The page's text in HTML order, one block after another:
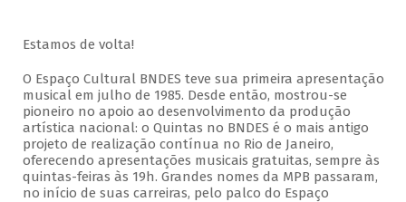
Estamos de volta!
O Espaço Cultural BNDES teve sua primeira apresentação
musical em julho de 1985. Desde então, mostrou-se
pioneiro no apoio ao desenvolvimento da produção
artística nacional: o Quintas no BNDES é o mais antigo
projeto de realização contínua no Rio de Janeiro,
oferecendo apresentações musicais gratuitas, sempre às
quintas-feiras às 19h. Grandes nomes da MPB passaram,
no início de suas carreiras, pelo palco do Espaço